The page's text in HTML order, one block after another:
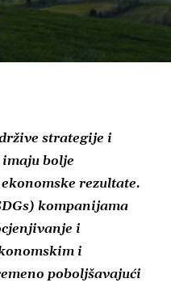
strategije i
bolje
rezultate.
kompanijama
i
i
poboljšavajući